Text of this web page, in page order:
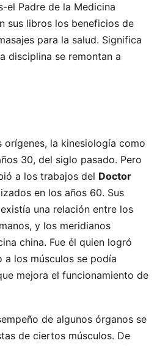
el Padre de la Medicina
sus libros los beneficios de
para la salud. Significa
disciplina se remontan a
orígenes, la kinesiología como
30, del siglo pasado. Pero
a los trabajos del Doctor
en los años 60. Sus
una relación entre los
y los meridianos
china. Fue él quien logró
los músculos se podía
mejora el funcionamiento de
de algunos órganos se
de ciertos músculos. De